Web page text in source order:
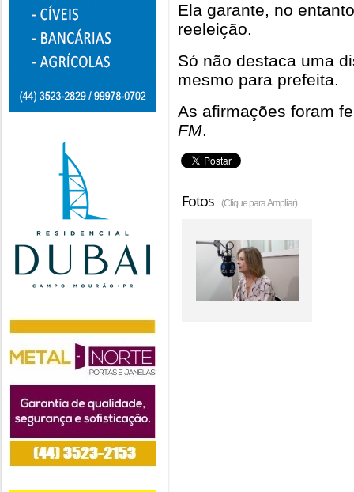
Ela garante, no
reeleição.
Só não destaca uma
mesmo para prefeita.
As afirmações foram
FM.
Fotos (Clique para Ampliar)